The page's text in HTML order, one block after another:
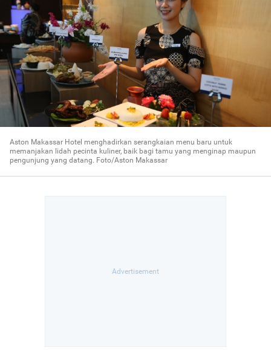
Aston Makassar Hotel menghadirkan serangkaian menu baru untuk
memanjakan lidah pecinta kuliner, baik bagi tamu yang menginap maupun
pengunjung yang datang. Foto/Aston Makassar